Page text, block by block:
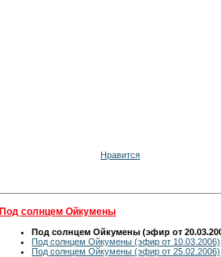
Нравится
Под солнцем Ойкумены
Под солнцем Ойкумены (эфир от
Под солнцем Ойкумены (эфир от 10.03.2006)
Под солнцем Ойкумены (эфир от 25.02.2006)